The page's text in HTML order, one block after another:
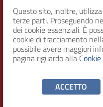
Questo sito, inoltre,
terze parti. Proseguendo
dei cookie essenziali. È
cookie di tracciamento
possibile avere maggiori
pagina riguardo alla
ACCETTO
Indirizzo
Piazza San Magno 9
20025, Legnano (MI)
Telefono
(+39) 0331471111
C.F. / P.IVA
00807960158